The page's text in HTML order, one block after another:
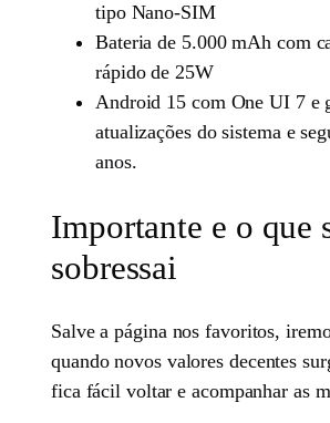
tipo Nano-SIM
Bateria de 5.000 mAh com
rápido de 25W
Android 15 com One UI 7 e
atualizações do sistema e
anos.
Importante e o que
sobressai
Salve a página nos favoritos,
quando novos valores decentes
fica fácil voltar e acompanhar as